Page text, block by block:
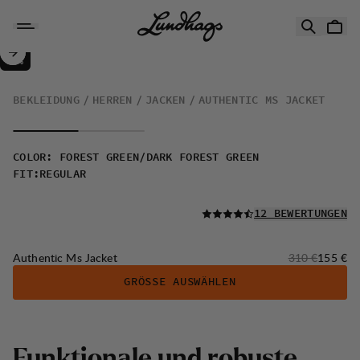
Authentic Ms Jacket
VERKAUF
50%
BEKLEIDUNG HERREN JACKEN AUTHENTIC MS JACKET
COLOR :
FOREST GREEN/DARK FOREST GREEN
FIT: REGULAR
LESEN SIE ALLE
12 BEWERTUNGEN
Authentic Ms Jacket Originalpreis:
310 €155 €
GRÖSSE AUSWÄHLEN